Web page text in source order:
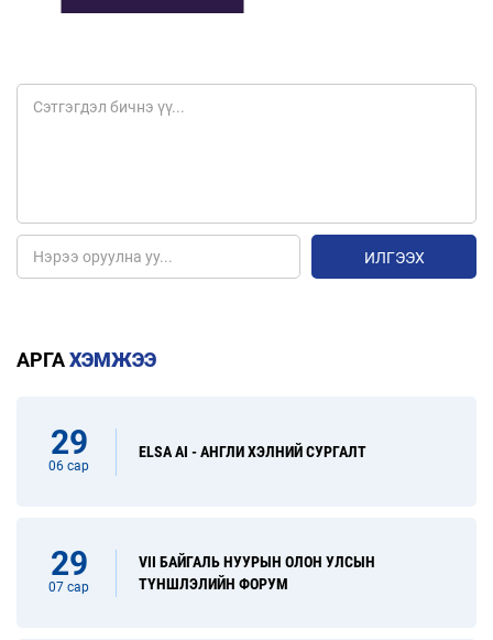
ИЛГЭЭХ
АРГАХЭМЖЭЭ
29
06 сар
ELSA AI - АНГЛИ ХЭЛНИЙ СУРГАЛТ
29
07 сар
VII БАЙГАЛЬ НУУРЫН ОЛОН УЛСЫН
ТҮНШЛЭЛИЙН ФОРУМ